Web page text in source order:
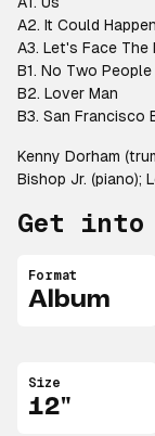
A2. It Could
A3. Let's Face The
B1. No Two People
B2. Lover Man
B3. San Francisco
Kenny Dorham
Bishop Jr. (piano);
Get
Format
Album
Size
12"